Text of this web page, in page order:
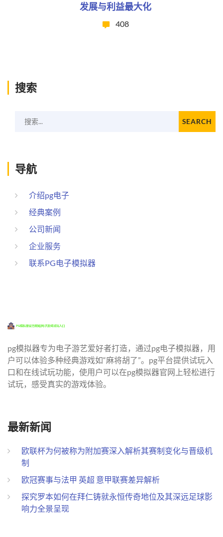
发展与利益最大化
408
搜索
搜索... SEARCH
导航
介绍pg电子
经典案例
公司新闻
企业服务
联系PG电子模拟器
pg模拟器专为电子游艺爱好者打造，通过pg电子模拟器，用
户可以体验多种经典游戏如“麻将胡了”。pg平台提供试玩入
口和在线试玩功能，使用户可以在pg模拟器官网上轻松进行
试玩，感受真实的游戏体验。
最新新闻
欧联杯为何被称为附加赛深入解析其赛制变化与晋级机
制
欧冠赛事与法甲 英超 意甲联赛差异解析
探究罗本如何在拜仁铸就永恒传奇地位及其深远足球影
响力全景呈现